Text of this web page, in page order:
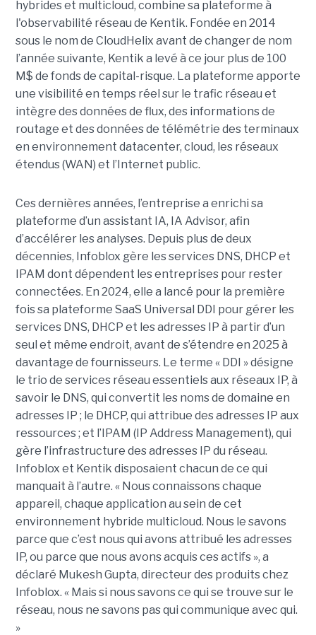
hybrides et multicloud, combine sa plateforme à
l'observabilité réseau de Kentik. Fondée en 2014
sous le nom de CloudHelix avant de changer de nom
l’année suivante, Kentik a levé à ce jour plus de 100
M$ de fonds de capital-risque. La plateforme apporte
une visibilité en temps réel sur le trafic réseau et
intègre des données de flux, des informations de
routage et des données de télémétrie des terminaux
en environnement datacenter, cloud, les réseaux
étendus (WAN) et l’Internet public.
Ces dernières années, l’entreprise a enrichi sa
plateforme d’un assistant IA, IA Advisor, afin
d’accélérer les analyses. Depuis plus de deux
décennies, Infoblox gère les services DNS, DHCP et
IPAM dont dépendent les entreprises pour rester
connectées. En 2024, elle a lancé pour la première
fois sa plateforme SaaS Universal DDI pour gérer les
services DNS, DHCP et les adresses IP à partir d’un
seul et même endroit, avant de s’étendre en 2025 à
davantage de fournisseurs. Le terme « DDI » désigne
le trio de services réseau essentiels aux réseaux IP, à
savoir le DNS, qui convertit les noms de domaine en
adresses IP ; le DHCP, qui attribue des adresses IP aux
ressources ; et l’IPAM (IP Address Management), qui
gère l’infrastructure des adresses IP du réseau.
Infoblox et Kentik disposaient chacun de ce qui
manquait à l’autre. « Nous connaissons chaque
appareil, chaque application au sein de cet
environnement hybride multicloud. Nous le savons
parce que c’est nous qui avons attribué les adresses
IP, ou parce que nous avons acquis ces actifs », a
déclaré Mukesh Gupta, directeur des produits chez
Infoblox. « Mais si nous savons ce qui se trouve sur le
réseau, nous ne savons pas qui communique avec qui.
»